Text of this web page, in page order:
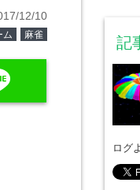
12/10
ム 麻雀 記
ログ